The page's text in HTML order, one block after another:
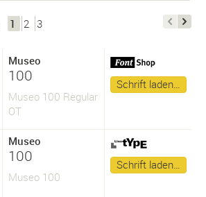
1 2 3
Museo
100
Museo 100 Regular
OT
Schrift laden…
Museo
100
Museo 100
Schrift laden…